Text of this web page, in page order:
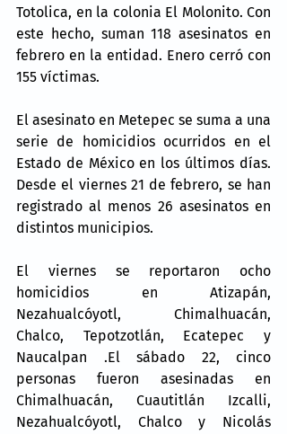
Totolica, en la colonia El Molonito. Con
este hecho, suman 118 asesinatos en
febrero en la entidad. Enero cerró con
155 víctimas.
El asesinato en Metepec se suma a una
serie de homicidios ocurridos en el
Estado de México en los últimos días.
Desde el viernes 21 de febrero, se han
registrado al menos 26 asesinatos en
distintos municipios.
El viernes se reportaron ocho
homicidios en Atizapán,
Nezahualcóyotl, Chimalhuacán,
Chalco, Tepotzotlán, Ecatepec y
Naucalpan .El sábado 22, cinco
personas fueron asesinadas en
Chimalhuacán, Cuautitlán Izcalli,
Nezahualcóyotl, Chalco y Nicolás